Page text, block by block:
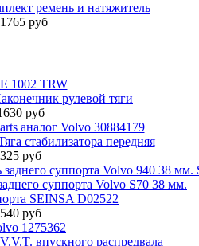
ремень и натяжитель
руб
рулевой тяги
руб
стабилизатора передняя
325 руб
SEINSA D02522
540 руб
впускного распредвала